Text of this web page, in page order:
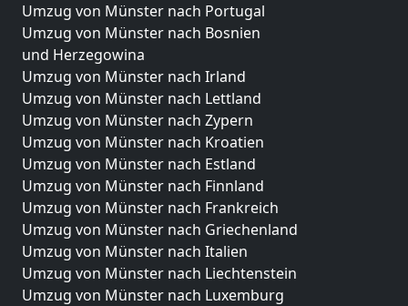
Umzug von Münster nach Portugal
Umzug von Münster nach Bosnien
und Herzegowina
Umzug von Münster nach Irland
Umzug von Münster nach Lettland
Umzug von Münster nach Zypern
Umzug von Münster nach Kroatien
Umzug von Münster nach Estland
Umzug von Münster nach Finnland
Umzug von Münster nach Frankreich
Umzug von Münster nach Griechenland
Umzug von Münster nach Italien
Umzug von Münster nach Liechtenstein
Umzug von Münster nach Luxemburg